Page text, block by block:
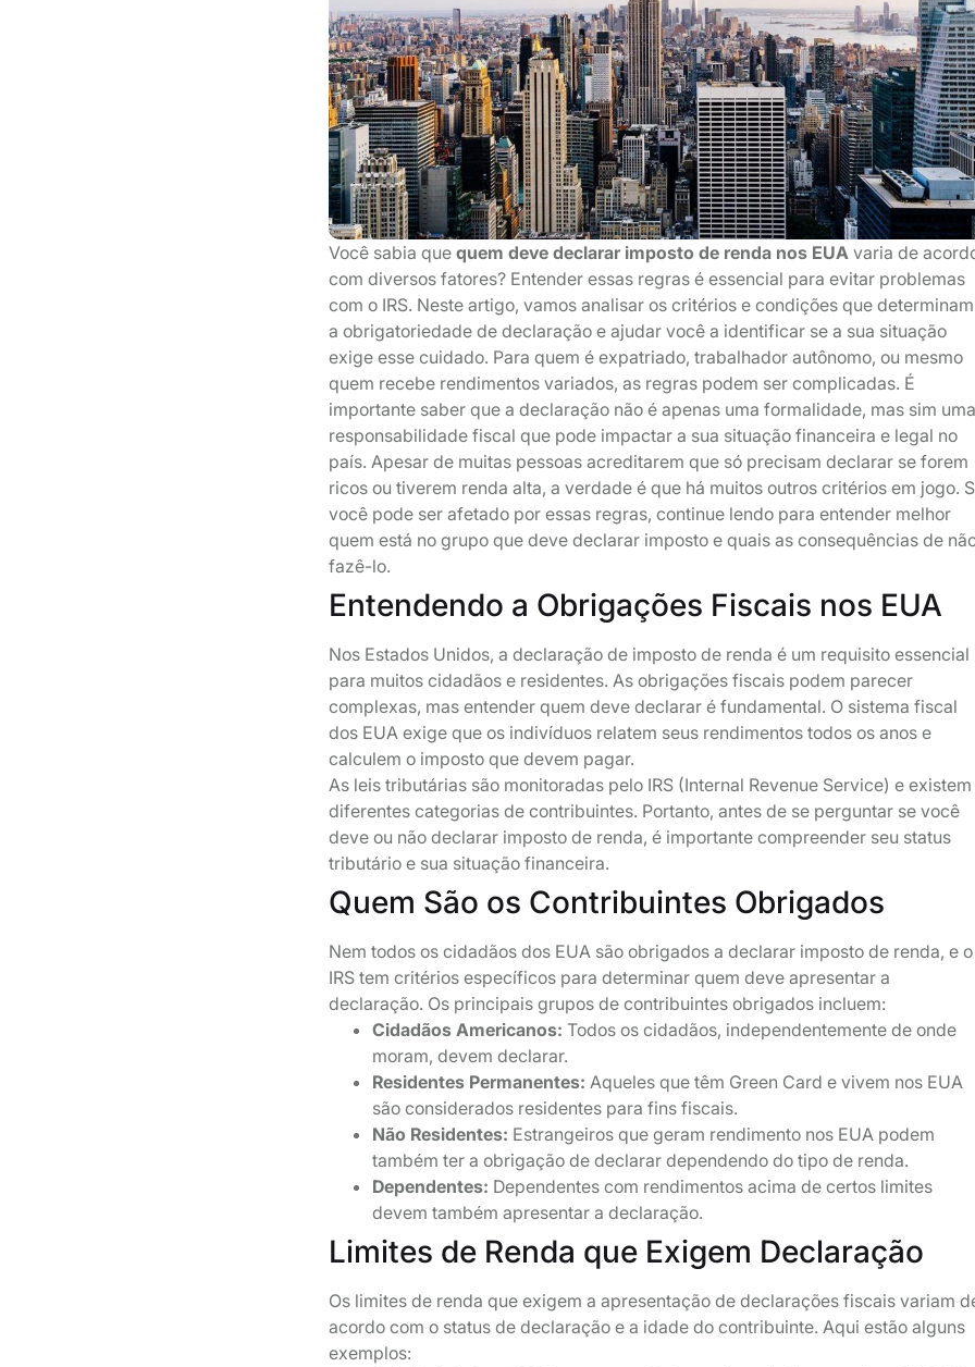
Você sabia quequem deve declarar imposto de renda nos EUA varia de
com diversos fatores? Entender essas regras é essencial para evitar problemas
com o IRS. Neste artigo, vamos analisar os critérios e condições que determinam
a obrigatoriedade de declaração e ajudar você a identificar se a sua situação
exige esse cuidado. Para quem é expatriado, trabalhador autônomo, ou mesmo
quem recebe rendimentos variados, as regras podem ser complicadas. É
importante saber que a declaração não é apenas uma formalidade, mas sim
responsabilidade fiscal que pode impactar a sua situação financeira e legal no
país. Apesar de muitas pessoas acreditarem que só precisam declarar se forem
ricos ou tiverem renda alta, a verdade é que há muitos outros critérios em jogo.
você pode ser afetado por essas regras, continue lendo para entender melhor
quem está no grupo que deve declarar imposto e quais as consequências de
fazê-lo.
Entendendo a Obrigações Fiscais nos EUA
Nos Estados Unidos, a declaração de imposto de renda é um requisito essencial
para muitos cidadãos e residentes. As obrigações fiscais podem parecer
complexas, mas entender quem deve declarar é fundamental. O sistema fiscal
dos EUA exige que os indivíduos relatem seus rendimentos todos os anos e
calculem o imposto que devem pagar.
As leis tributárias são monitoradas pelo IRS (Internal Revenue Service) e existem
diferentes categorias de contribuintes. Portanto, antes de se perguntar se você
deve ou não declarar imposto de renda, é importante compreender seu status
tributário e sua situação financeira.
Quem São os Contribuintes Obrigados
Nem todos os cidadãos dos EUA são obrigados a declarar imposto de renda, e o
IRS tem critérios específicos para determinar quem deve apresentar a
declaração. Os principais grupos de contribuintes obrigados incluem:
Cidadãos Americanos: Todos os cidadãos, independentemente de onde
moram, devem declarar.
Residentes Permanentes: Aqueles que têm Green Card e vivem nos EUA
são considerados residentes para fins fiscais.
Não Residentes: Estrangeiros que geram rendimento nos EUA podem
também ter a obrigação de declarar dependendo do tipo de renda.
Dependentes: Dependentes com rendimentos acima de certos limites
devem também apresentar a declaração.
Limites de Renda que Exigem Declaração
Os limites de renda que exigem a apresentação de declarações fiscais variam
acordo com o status de declaração e a idade do contribuinte. Aqui estão alguns
exemplos: